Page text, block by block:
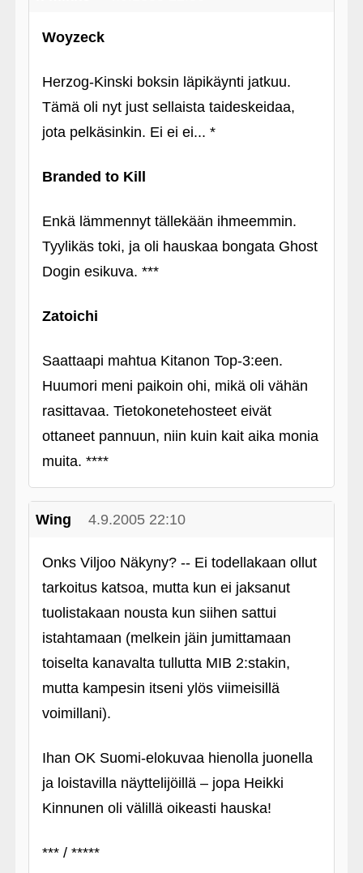
Woyzeck
Herzog-Kinski boksin läpikäynti jatkuu.
Tämä oli nyt just sellaista taideskeidaa,
jota pelkäsinkin. Ei ei ei... *
Branded to Kill
Enkä lämmennyt tällekään ihmeemmin.
Tyylikäs toki, ja oli hauskaa bongata Ghost
Dogin esikuva. ***
Zatoichi
Saattaapi mahtua Kitanon Top-3:een.
Huumori meni paikoin ohi, mikä oli vähän
rasittavaa. Tietokonetehosteet eivät
ottaneet pannuun, niin kuin kait aika monia
muita. ****
Wing 4.9.2005 22:10
Onks Viljoo Näkyny? -- Ei todellakaan ollut
tarkoitus katsoa, mutta kun ei jaksanut
tuolistakaan nousta kun siihen sattui
istahtamaan (melkein jäin jumittamaan
toiselta kanavalta tullutta MIB 2:stakin,
mutta kampesin itseni ylös viimeisillä
voimillani).
Ihan OK Suomi-elokuvaa hienolla juonella
ja loistavilla näyttelijöillä – jopa Heikki
Kinnunen oli välillä oikeasti hauska!
*** / *****